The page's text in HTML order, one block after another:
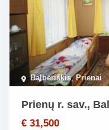
Balbėriškis,Prienai
Prienų r. sav.,
€ 31,500